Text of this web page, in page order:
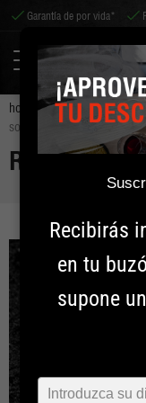
de por vida* Pedido
home inspiración
solomillo | tomate cherry |
RECETAS
Recibirás
en tu
supone
Typ